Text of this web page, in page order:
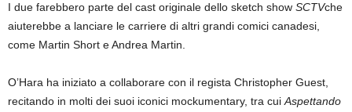
I due farebbero parte del cast originale dello sketch show SCTVche
aiuterebbe a lanciare le carriere di altri grandi comici canadesi,
come Martin Short e Andrea Martin.
O’Hara ha iniziato a collaborare con il regista Christopher Guest,
recitando in molti dei suoi iconici mockumentary, tra cui Aspettando